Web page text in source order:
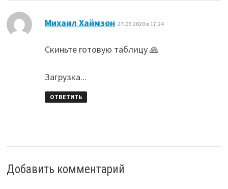
Михаил Хаймзон 27.05.2020 в 17:24
Скиньте готовую таблицу 🙏
Загрузка...
ОТВЕТИТЬ
Добавить комментарий